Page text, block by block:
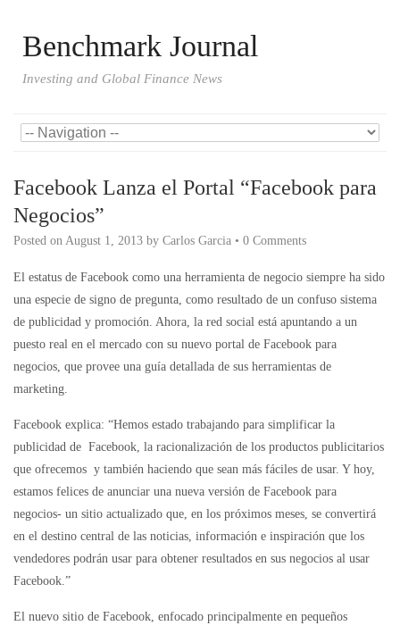
Benchmark Journal
Investing and Global Finance News
Facebook Lanza el Portal “Facebook para
Negocios”
Posted on August 1, 2013 by Carlos Garcia • 0 Comments
El estatus de Facebook como una herramienta de negocio siempre ha sido
una especie de signo de pregunta, como resultado de un confuso sistema
de publicidad y promoción. Ahora, la red social está apuntando a un
puesto real en el mercado con su nuevo portal de Facebook para
negocios, que provee una guía detallada de sus herramientas de
marketing.
Facebook explica: “Hemos estado trabajando para simplificar la
publicidad de Facebook, la racionalización de los productos publicitarios
que ofrecemos y también haciendo que sean más fáciles de usar. Y hoy,
estamos felices de anunciar una nueva versión de Facebook para
negocios- un sitio actualizado que, en los próximos meses, se convertirá
en el destino central de las noticias, información e inspiración que los
vendedores podrán usar para obtener resultados en sus negocios al usar
Facebook.”
El nuevo sitio de Facebook, enfocado principalmente en pequeños